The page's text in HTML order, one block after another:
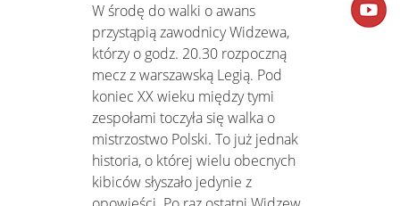
W środę do walki o awans
przystąpią zawodnicy Widzewa,
którzy o godz. 20.30 rozpoczną
mecz z warszawską Legią. Pod
koniec XX wieku między tymi
zespołami toczyła się walka o
mistrzostwo Polski. To już jednak
historia, o której wielu obecnych
kibiców słyszało jedynie z